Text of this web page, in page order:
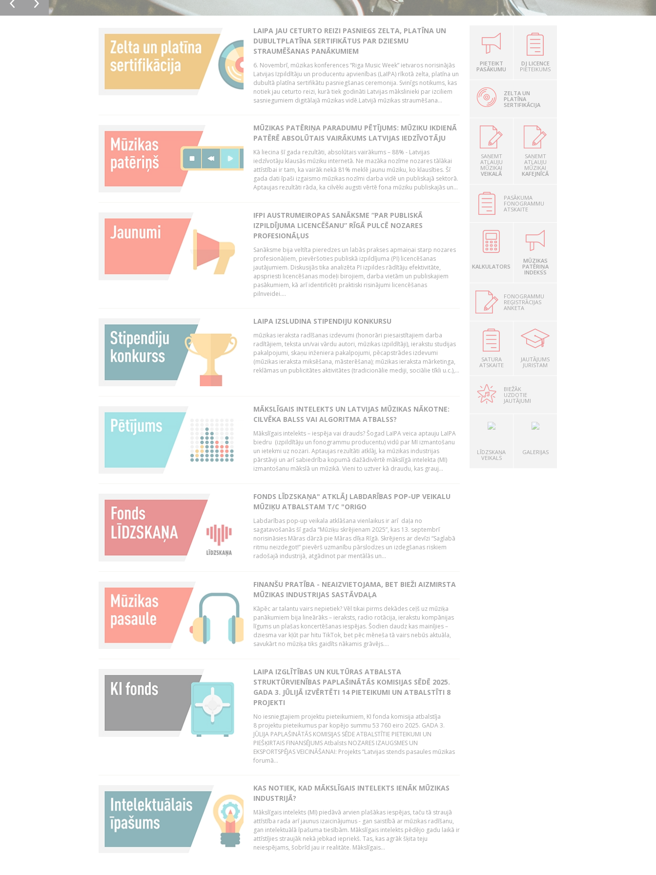
LAIPA JAU CETURTO REIZI PASNIEGS ZELTA, PLATĪNA UN
DUBULTPLATĪNA SERTIFIKĀTUS PAR DZIESMU
STRAUMĒŠANAS PANĀKUMIEM
6. Novembrī, mūzikas konferences “Riga Music Week” ietvaros norisinājās
Latvijas Izpildītāju un producentu apvienības (LaIPA) rīkotā zelta, platīna un
dubultā platīna sertifikātu pasniegšanas ceremonija. Svinīgs notikums, kas
notiek jau ceturto reizi, kurā tiek godināti Latvijas mākslinieki par izciliem
sasniegumiem digitālajā mūzikas vidē.Latvijā mūzikas straumēšana...
MŪZIKAS PATĒRIŅA PARADUMU PĒTĪJUMS: MŪZIKU IKDIENĀ
PATĒRĒ ABSOLŪTAIS VAIRĀKUMS LATVIJAS IEDZĪVOTĀJU
Kā liecina šī gada rezultāti, absolūtais vairākums – 88% - Latvijas
iedzīvotāju klausās mūziku internetā. Ne mazāka nozīme nozares tālākai
attīstībai ir tam, ka vairāk nekā 81% meklē jaunu mūziku, ko klausīties. Šī
gada dati īpaši izgaismo mūzikas nozīmi darba vidē un publiskajā sektorā.
Aptaujas rezultāti rāda, ka cilvēki augsti vērtē fona mūziku publiskajās un...
IFPI AUSTRUMEIROPAS SANĀKSME “PAR PUBLISKĀ
IZPILDĪJUMA LICENCĒŠANU” RĪGĀ PULCĒ NOZARES
PROFESIONĀĻUS
Sanāksme bija veltīta pieredzes un labās prakses apmaiņai starp nozares
profesionāļiem, pievēršoties publiskā izpildījuma (PI) licencēšanas
jautājumiem. Diskusijās tika analizēta PI izpildes rādītāju efektivitāte,
apspriesti licencēšanas modeļi birojiem, darba vietām un publiskajiem
pasākumiem, kā arī identificēti praktiski risinājumi licencēšanas
pilnveidei....
LAIPA IZSLUDINA STIPENDIJU KONKURSU
mūzikas ieraksta radīšanas izdevumi (honorāri piesaistītajiem darba
radītājiem, teksta un/vai vārdu autori, mūzikas izpildītāji), ierakstu studijas
pakalpojumi, skaņu inženiera pakalpojumi, pēcapstrādes izdevumi
(mūzikas ieraksta miksēšana, māsterēšana); mūzikas ieraksta mārketinga,
reklāmas un publicitātes aktivitātes (tradicionālie mediji, sociālie tīkli u.c.),...
MĀKSLĪGAIS INTELEKTS UN LATVIJAS MŪZIKAS NĀKOTNE:
CILVĒKA BALSS VAI ALGORITMA ATBALSS?
Mākslīgais intelekts – iespēja vai drauds? Šogad LaIPA veica aptauju LaIPA
biedru (izpildītāju un fonogrammu producentu) vidū par MI izmantošanu
un ietekmi uz nozari. Aptaujas rezultāti atklāj, ka mūzikas industrijas
pārstāvji un arī sabiedrība kopumā dažādivērtē mākslīgā intelekta (MI)
izmantošanu mākslā un mūzikā. Vieni to uztver kā draudu, kas grauj...
FONDS LĪDZSKAŅA" ATKLĀJ LABDARĪBAS POP-UP VEIKALU
MŪZIĶU ATBALSTAM T/C "ORIGO
Labdarības pop-up veikala atklāšana vienlaikus ir arī daļa no
sagatavošanās šī gada “Mūziķu skrējienam 2025”, kas 13. septembrī
norisināsies Māras dārzā pie Māras dīķa Rīgā. Skrējiens ar devīzi “Saglabā
ritmu neizdegot!” pievērš uzmanību pārslodzes un izdegšanas riskiem
radošajā industrijā, atgādinot par mentālās un...
FINANŠU PRATĪBA - NEAIZVIETOJAMA, BET BIEŽI AIZMIRSTA
MŪZIKAS INDUSTRIJAS SASTĀVDAĻA
Kāpēc ar talantu vairs nepietiek? Vēl tikai pirms dekādes ceļš uz mūziķa
panākumiem bija lineārāks – ieraksts, radio rotācija, ierakstu kompānijas
līgums un plašas koncertēšanas iespējas. Šodien daudz kas mainījies –
dziesma var kļūt par hitu TikTok, bet pēc mēneša tā vairs nebūs aktuāla,
savukārt no mūziķa tiks gaidīts nākamis grāvējs....
LAIPA IZGLĪTĪBAS UN KULTŪRAS ATBALSTA
STRUKTŪRVIENĪBAS PAPLAŠINĀTĀS KOMISIJAS SĒDĒ 2025.
GADA 3. JŪLIJĀ IZVĒRTĒTI 14 PIETEIKUMI UN ATBALSTĪTI 8
PROJEKTI
No iesniegtajiem projektu pieteikumiem, KI fonda komisija atbalstīja
8 projektu pieteikumus par kopējo summu 53 760 eiro 2025. GADA 3.
JŪLIJA PAPLAŠINĀTĀS KOMISIJAS SĒDE ATBALSTĪTIE PIETEIKUMI UN
PIEŠĶIRTAIS FINANSĒJUMS Atbalsts NOZARES IZAUGSMES UN
EKSPORTSPĒJAS VEICINĀŠANAI: Projekts “Latvijas stends pasaules mūzikas
forumā...
KAS NOTIEK, KAD MĀKSLĪGAIS INTELEKTS IENĀK MŪZIKAS
INDUSTRIJĀ?
Mākslīgais intelekts (MI) piedāvā arvien plašākas iespējas, taču tā straujā
attīstība rada arī jaunus izaicinājumus - gan saistībā ar mūzikas radīšanu,
gan intelektuālā īpašuma tiesībām. Mākslīgais intelekts pēdējo gadu laikā ir
attīstījies straujāk nekā jebkad iepriekš. Tas, kas agrāk šķita teju
neiespējams, šobrīd jau ir realitāte. Mākslīgais...
PIETEIKT
PASĀKUMU
DJ LICENCE
PIETEIKUMS
ZELTA UN
PLATĪNA
SERTIFIKĀCIJA
SAŅEMT
ATĻAUJU
MŪZIKAI
VEIKALĀ
SAŅEMT
ATĻAUJU
MŪZIKAI
KAFEJNĪCĀ
PASĀKUMA
FONOGRAMMU
ATSKAITE
KALKULATORS
MŪZIKAS
PATĒRIŅA
INDEKSS
FONOGRAMMU
REĢISTRĀCIJAS
ANKETA
SATURA
ATSKAITE
JAUTĀJUMS
JURISTAM
BIEŽĀK
UZDOTIE
JAUTĀJUMI
LĪDZSKAŅA
VEIKALS
GALERIJAS